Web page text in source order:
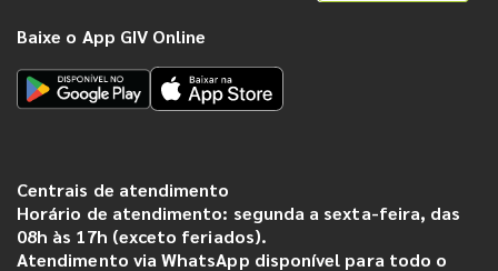
Baixe o App GIV Online
Centrais de atendimento
Horário de atendimento: segunda a sexta-feira, das
08h às 17h (exceto feriados).
Atendimento via WhatsApp disponível para todo o